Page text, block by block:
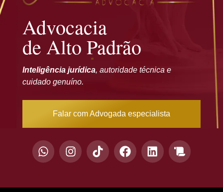
Advocacia
de Alto Padrão
Inteligência jurídica, autoridade técnica e
cuidado genuíno.
Falar com Advogada especialista